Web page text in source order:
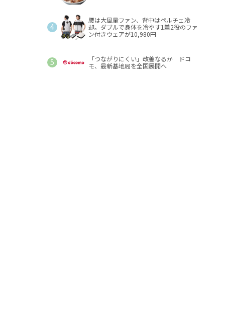
腰は大風量ファン、背中はペルチェ冷
却。ダブルで身体を冷やす1着2役のファ
ン付きウェアが10,980円
「つながりにくい」改善なるか ドコ
モ、最新基地局を全国展開へ